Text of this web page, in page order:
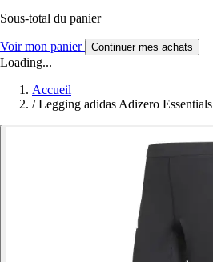
Sous-total du panier
Voir mon panier Continuer mes achats
Loading...
Accueil
/ Legging adidas Adizero Essentials